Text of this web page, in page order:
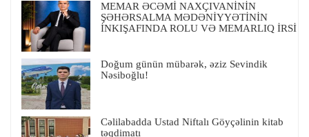
MEMAR ƏCƏMİ NAXÇIVANİNİN
ŞƏHƏRSALMA MƏDƏNİYYƏTİNİN
İNKIŞAFINDA ROLU VƏ MEMARLIQ İRSİ
Doğum günün mübarək, əziz Sevindik
Nəsiboğlu!
Cəlilabadda Ustad Niftalı Göyçəlinin kitab
təqdimatı